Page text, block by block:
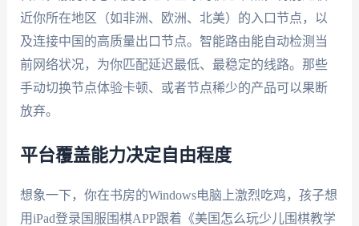
近你所在地区（如非洲、欧洲、北美）的入口节点，以
及连接中国的高质量出口节点。智能路由能自动检测当
前网络状况，为你匹配延迟最低、最稳定的线路。那些
手动切换节点体验卡顿、或者节点稀少的产品可以果断
放弃。
平台覆盖能力决定自由程度
想象一下，你在书房的Windows电脑上激烈吃鸡，孩子想
用iPad登录国服围棋APP跟着《美国怎么玩少儿围棋教学